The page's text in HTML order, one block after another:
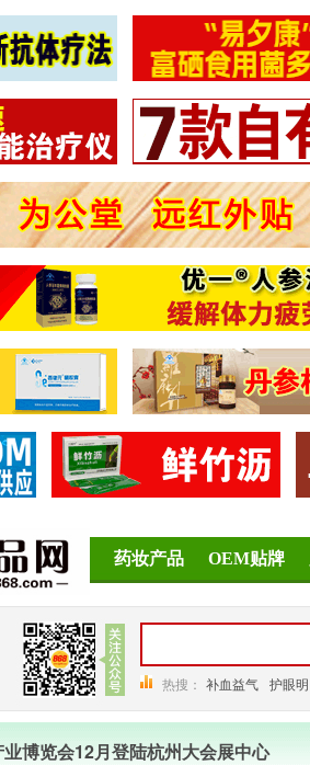
药妆产品 OEM贴牌
热搜： 补血益气 护眼明
衡
减缓疲劳
博览会12月登陆杭州大会展中心